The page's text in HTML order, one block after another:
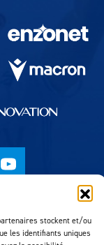
stockent et/ou
les identifiants uniques